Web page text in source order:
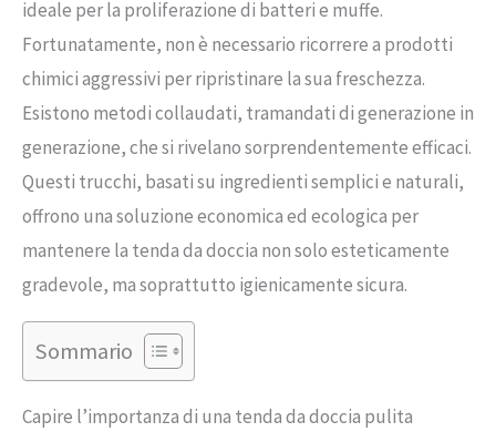
ideale per la proliferazione di batteri e muffe.
Fortunatamente, non è necessario ricorrere a prodotti
chimici aggressivi per ripristinare la sua freschezza.
Esistono metodi collaudati, tramandati di generazione in
generazione, che si rivelano sorprendentemente efficaci.
Questi trucchi, basati su ingredienti semplici e naturali,
offrono una soluzione economica ed ecologica per
mantenere la tenda da doccia non solo esteticamente
gradevole, ma soprattutto igienicamente sicura.
Sommario
Capire l’importanza di una tenda da doccia pulita